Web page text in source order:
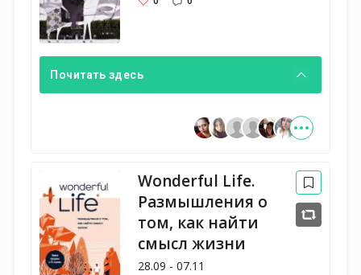
Почитать здесь
Wonderful Life.
Размышления о
том, как найти
смысл жизни
28.09 - 07.11